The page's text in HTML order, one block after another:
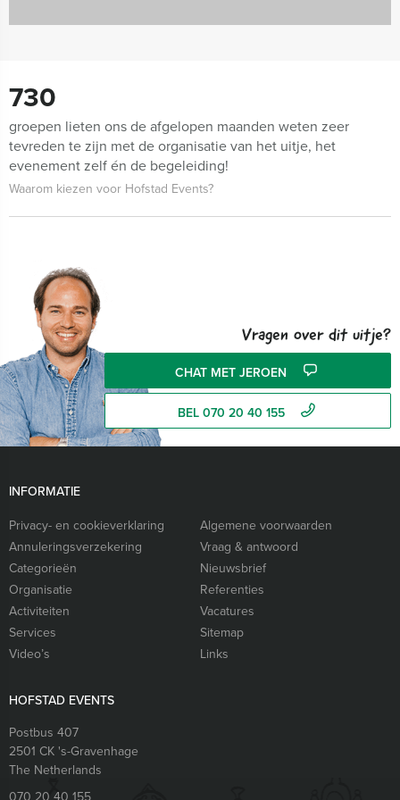
730
groepen lieten ons de afgelopen maanden weten zeer
tevreden te zijn met de organisatie van het uitje, het
evenement zelf én de begeleiding!
Waarom kiezen voor Hofstad Events?
Vragen over dit uitje?
CHAT MET JEROEN
BEL 070 20 40 155
INFORMATIE
Privacy- en cookieverklaring
Algemene voorwaarden
Annuleringsverzekering
Vraag & antwoord
Categorieën
Nieuwsbrief
Organisatie
Referenties
Activiteiten
Vacatures
Services
Sitemap
Video’s
Links
HOFSTAD EVENTS
Postbus 407
2501 CK 's-Gravenhage
The Netherlands
070 20 40 155